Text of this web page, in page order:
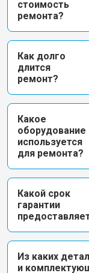
стоимость
ремонта?
Как долго
длится
ремонт?
Какое
оборудование
используется
для ремонта?
Какой срок
гарантии
Из каких
и